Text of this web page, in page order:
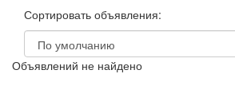
Сортировать объявления:
Объявлений не найдено